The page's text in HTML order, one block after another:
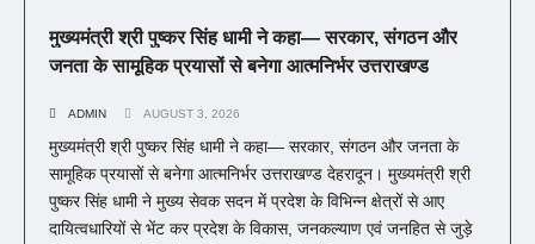
मुख्यमंत्री श्री पुष्कर सिंह धामी ने कहा— सरकार, संगठन और
जनता के सामूहिक प्रयासों से बनेगा आत्मनिर्भर उत्तराखण्ड
ADMIN AUGUST 3, 2026
मुख्यमंत्री श्री पुष्कर सिंह धामी ने कहा— सरकार, संगठन और जनता के
सामूहिक प्रयासों से बनेगा आत्मनिर्भर उत्तराखण्ड देहरादून। मुख्यमंत्री श्री
पुष्कर सिंह धामी ने मुख्य सेवक सदन में प्रदेश के विभिन्न क्षेत्रों से आए
दायित्वधारियों से भेंट कर प्रदेश के विकास, जनकल्याण एवं जनहित से जुड़े